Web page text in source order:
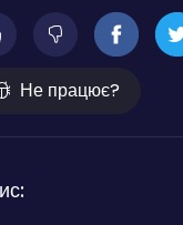
Не працює?